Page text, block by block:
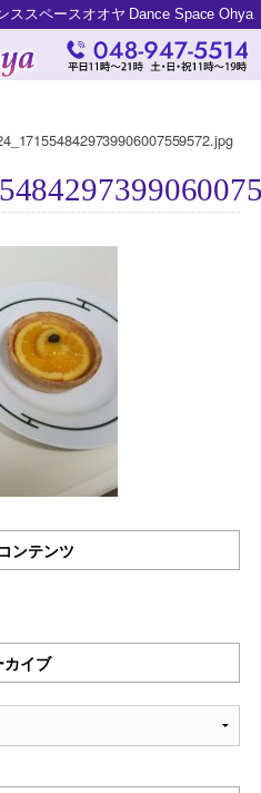
ススペースオオヤ Dance Space Ohya
ンテンツ
カイブ